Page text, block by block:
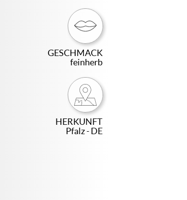
GESCHMACK
feinherb
HERKUNFT
Pfalz - DE